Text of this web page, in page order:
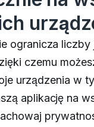
ogranicza
czemu
urządzenia w
aplikację na